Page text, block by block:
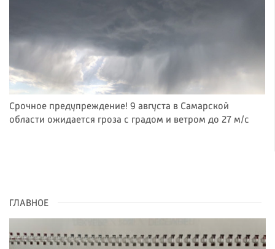
Срочное предупреждение! 9 августа в Самарской
области ожидается гроза с градом и ветром до 27 м/с
ГЛАВНОЕ